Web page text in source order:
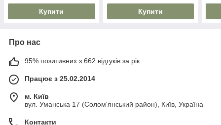
Купити Купити
Про нас
95% позитивних з 662 відгуків за рік
Працює з 25.02.2014
м. Київ
вул. Уманська 17 (Солом'янський район), Київ, Україна
Контакти